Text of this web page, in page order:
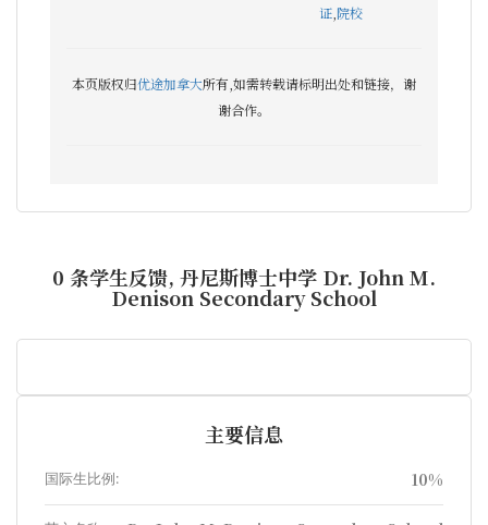
证 院校
本页版权归优途加拿大所有,如需转载请标明出处和链接，谢
谢合作。
0 条学生反馈, 丹尼斯博士中学 Dr. John M.
Denison Secondary School
主要信息
国际生比例: 10%